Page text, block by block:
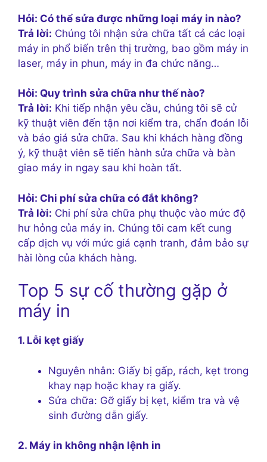
Hỏi: Có thể sửa được những loại máy in nào?
Trả lời: Chúng tôi nhận sửa chữa tất cả các loại
máy in phổ biến trên thị trường, bao gồm máy in
laser, máy in phun, máy in đa chức năng…
Hỏi: Quy trình sửa chữa như thế nào?
Trả lời: Khi tiếp nhận yêu cầu, chúng tôi sẽ cử
kỹ thuật viên đến tận nơi kiểm tra, chẩn đoán lỗi
và báo giá sửa chữa. Sau khi khách hàng đồng
ý, kỹ thuật viên sẽ tiến hành sửa chữa và bàn
giao máy in ngay sau khi hoàn tất.
Hỏi: Chi phí sửa chữa có đắt không?
Trả lời: Chi phí sửa chữa phụ thuộc vào mức độ
hư hỏng của máy in. Chúng tôi cam kết cung
cấp dịch vụ với mức giá cạnh tranh, đảm bảo sự
hài lòng của khách hàng.
Top 5 sự cố thường gặp ở
máy in
1. Lỗi kẹt giấy
Nguyên nhân: Giấy bị gấp, rách, kẹt trong
khay nạp hoặc khay ra giấy.
Sửa chữa: Gỡ giấy bị kẹt, kiểm tra và vệ
sinh đường dẫn giấy.
2. Máy in không nhận lệnh in